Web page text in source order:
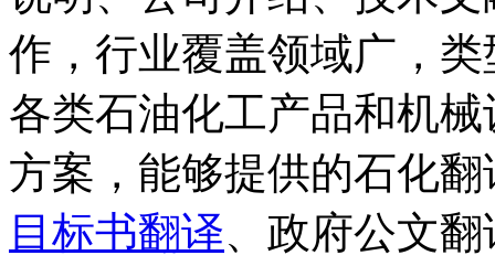
作，行业覆盖领域广，
各类石油化工产品和机
方案，能够提供的石化
目标书翻译、政府公文翻